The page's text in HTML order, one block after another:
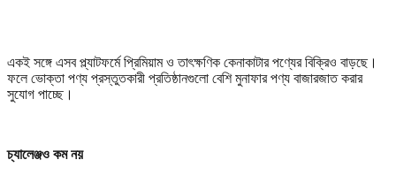
একই সঙ্গে এসব প্ল্যাটফর্মে প্রিমিয়াম ও তাৎক্ষণিক কেনাকাটার পণ্যের বিক্রিও বাড়ছে।
ফলে ভোক্তা পণ্য প্রস্তুতকারী প্রতিষ্ঠানগুলো বেশি মুনাফার পণ্য বাজারজাত করার
সুযোগ পাচ্ছে।
চ্যালেঞ্জও কম নয়